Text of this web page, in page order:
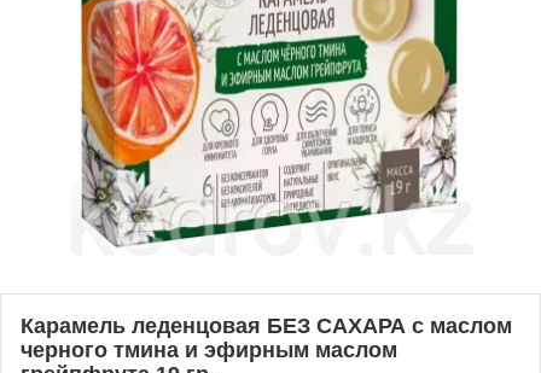
Карамель леденцовая БЕЗ САХАРА с маслом
черного тмина и эфирным маслом